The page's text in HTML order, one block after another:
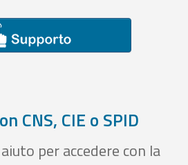
CNS, CIE o SPID
per accedere con la